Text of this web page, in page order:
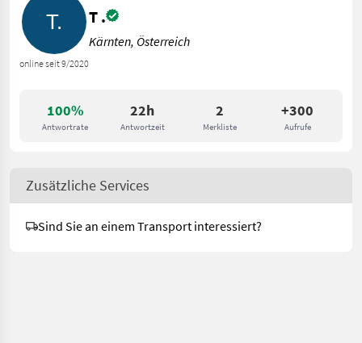
100%
Antwortrate
22h
Antwortzeit
2
Merkliste
+300
Aufrufe
online seit 9/2020
T .
Kärnten, Österreich
Zusätzliche Services
Sind Sie an einem Transport interessiert?